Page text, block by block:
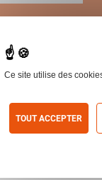
Ce site utilise des
TOUT ACCEPTER